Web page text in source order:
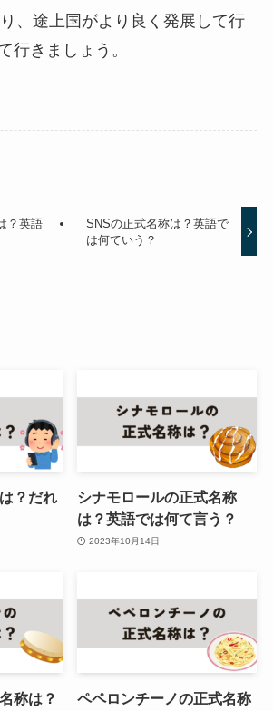
、途上国がより良く発展して行
行きましょう。
？英語
SNSの正式名称は？英語で
は何ていう？
？だれ
シナモロールの正式名称
は？英語では何て言う？
2023年10月14日
称は？
ペペロンチーノの正式名称